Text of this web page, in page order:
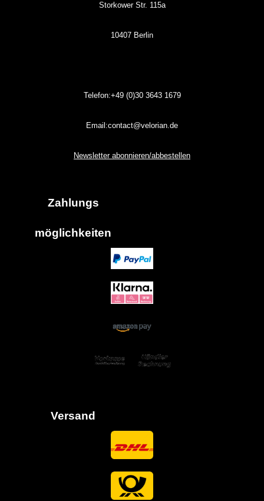
Storkower Str. 115a
10407 Berlin
Telefon:+49 (0)3036431679
Email:contact@velorian.de
Newsletter abonnieren/abbestellen
Zahlungs
möglich keiten
Versand